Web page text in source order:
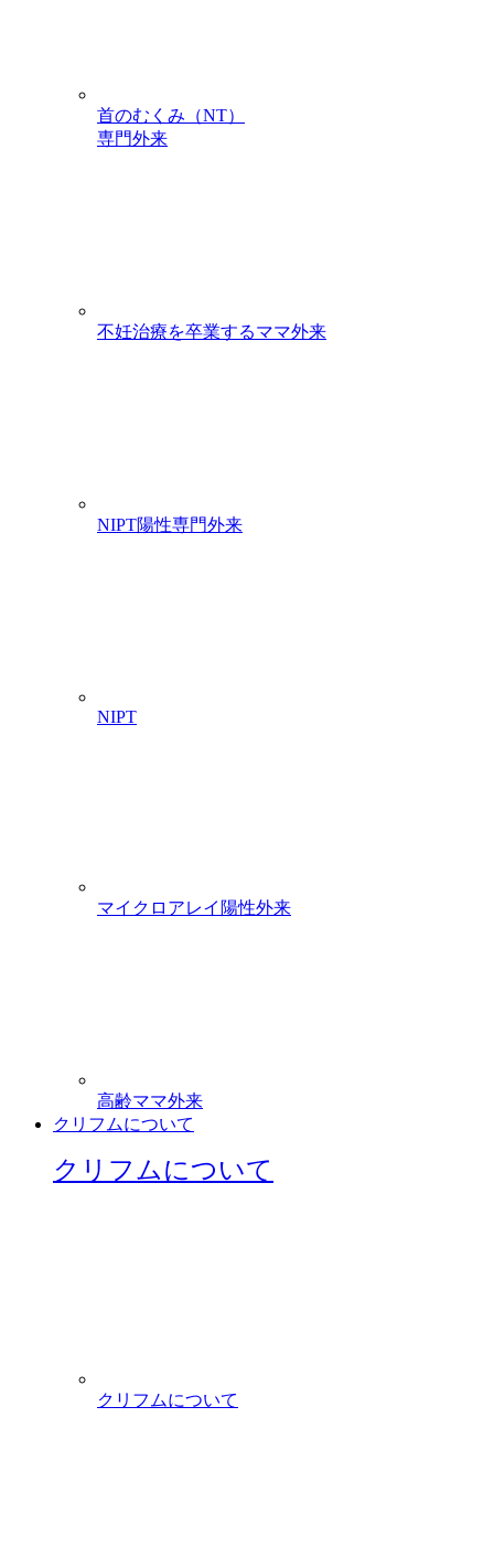
首のむくみ（NT）
専門外来
不妊治療を卒業するママ外来
NIPT陽性専門外来
NIPT
マイクロアレイ陽性外来
高齢ママ外来
クリフムについて
クリフムについて
クリフムについて